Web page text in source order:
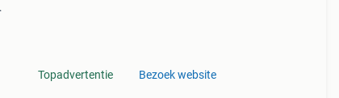
Topadvertentie Bezoek website